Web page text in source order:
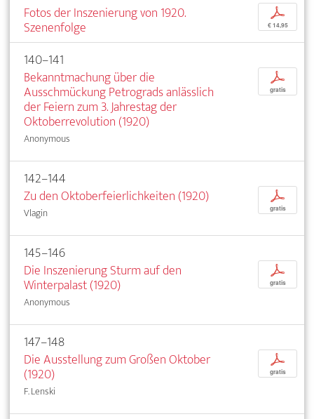
Fotos der Inszenierung von 1920.
Szenenfolge
p
€ 14,95
140–141
Bekanntmachung über die
Ausschmückung Petrograds anlässlich
der Feiern zum 3. Jahrestag der
Oktoberrevolution (1920)
Anonymous
p
gratis
142–144
Zu den Oktoberfeierlichkeiten (1920)
Vlagin
p
gratis
145–146
Die Inszenierung Sturm auf den
Winterpalast (1920)
Anonymous
p
gratis
147–148
Die Ausstellung zum Großen Oktober
(1920)
F. Lenski
p
gratis